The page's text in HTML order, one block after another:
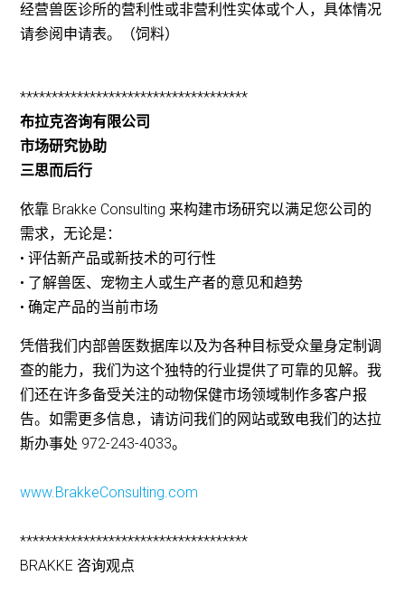
经营兽医诊所的营利性或非营利性实体或个人，具体情况
请参阅申请表。（饲料）
************************************
布拉克咨询有限公司
市场研究协助
三思而后行
依靠 Brakke Consulting 来构建市场研究以满足您公司的
需求，无论是：
• 评估新产品或新技术的可行性
• 了解兽医、宠物主人或生产者的意见和趋势
• 确定产品的当前市场
凭借我们内部兽医数据库以及为各种目标受众量身定制调
查的能力，我们为这个独特的行业提供了可靠的见解。我
们还在许多备受关注的动物保健市场领域制作多客户报
告。如需更多信息，请访问我们的网站或致电我们的达拉
斯办事处 972-243-4033。
www.BrakkeConsulting.com
************************************
BRAKKE 咨询观点